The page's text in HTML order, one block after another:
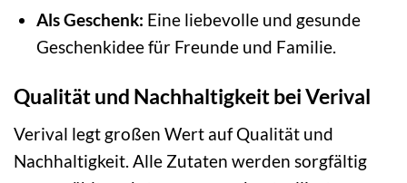
Als Geschenk: Eine liebevolle und gesunde
Geschenkidee für Freunde und Familie.
Qualität und Nachhaltigkeit bei Verival
Verival legt großen Wert auf Qualität und
Nachhaltigkeit. Alle Zutaten werden sorgfältig